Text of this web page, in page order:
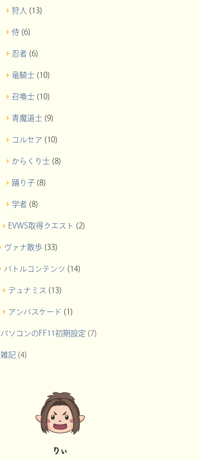
狩人 (13)
侍 (6)
忍者 (6)
竜騎士 (10)
召喚士 (10)
青魔道士 (9)
コルセア (10)
からくり士 (8)
踊り子 (8)
学者 (8)
EVWS取得クエスト (2)
ヴァナ散歩 (33)
バトルコンテンツ (14)
デュナミス (13)
アンバスケード (1)
パソコンのFF11初期設定 (7)
雑記(4)
りぃ